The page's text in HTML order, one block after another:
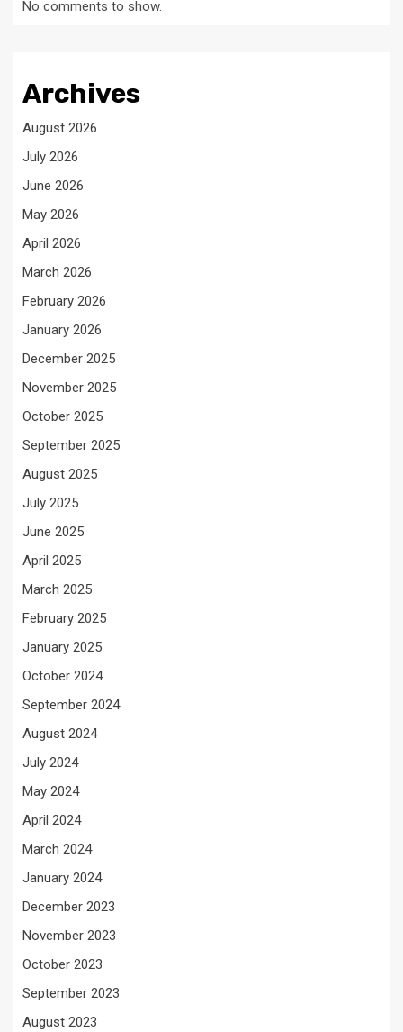
No comments to show.
Archives
August 2026
July 2026
June 2026
May 2026
April 2026
March 2026
February 2026
January 2026
December 2025
November 2025
October 2025
September 2025
August 2025
July 2025
June 2025
April 2025
March 2025
February 2025
January 2025
October 2024
September 2024
August 2024
July 2024
May 2024
April 2024
March 2024
January 2024
December 2023
November 2023
October 2023
September 2023
August 2023